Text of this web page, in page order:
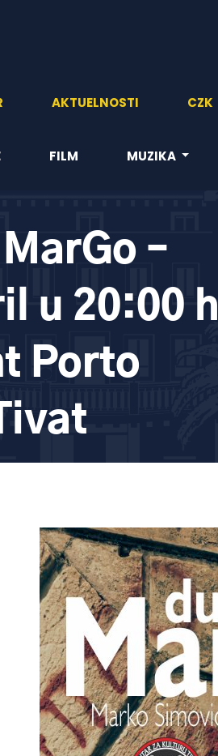
AKTUELNOSTI CZK
FILM MUZIKA
–
u 20:00 h
Porto